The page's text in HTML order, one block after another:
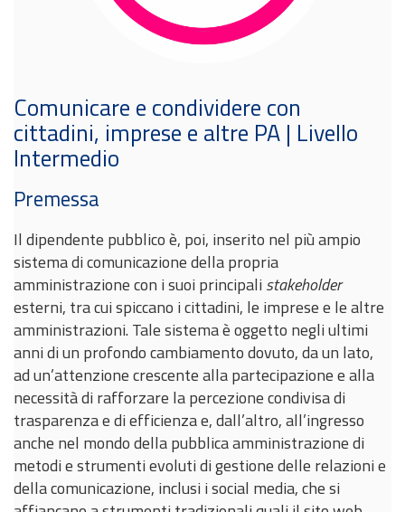
Comunicare e condividere con
cittadini, imprese e altre PA | Livello
Intermedio
Premessa
Il dipendente pubblico è, poi, inserito nel più ampio
sistema di comunicazione della propria
amministrazione con i suoi principali stakeholder
esterni, tra cui spiccano i cittadini, le imprese e le altre
amministrazioni. Tale sistema è oggetto negli ultimi
anni di un profondo cambiamento dovuto, da un lato,
ad un’attenzione crescente alla partecipazione e alla
necessità di rafforzare la percezione condivisa di
trasparenza e di efficienza e, dall’altro, all’ingresso
anche nel mondo della pubblica amministrazione di
metodi e strumenti evoluti di gestione delle relazioni e
della comunicazione, inclusi i social media, che si